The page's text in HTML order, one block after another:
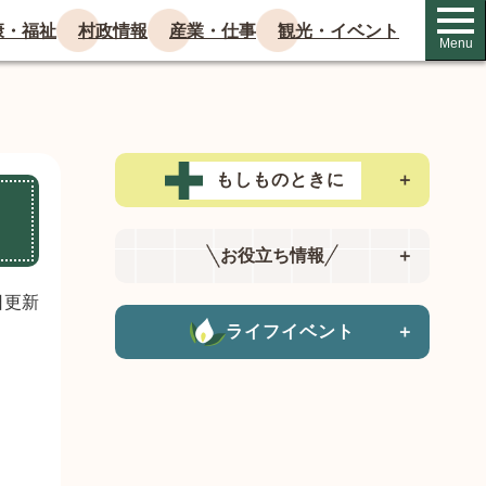
福祉 村政情報 産業・仕事 観光・イベント
Menu
新
もしものときに ＋
お役立ち情報 ＋
ライフイベント ＋